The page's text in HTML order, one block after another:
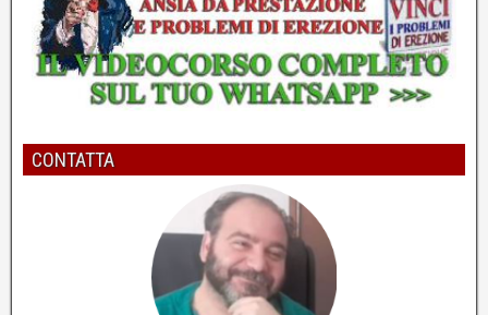
Per migliorare l'erezione bisogna risolvere il vero
6
CONTATTA